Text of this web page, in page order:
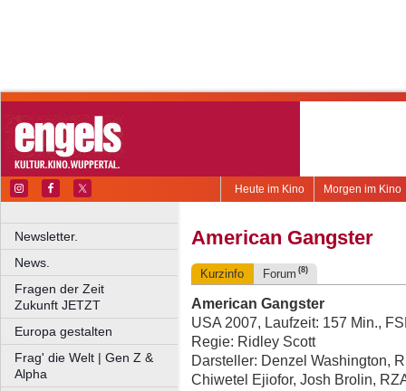
Morgen im Kino
Heute im Kino
Newsletter.
News.
Fragen der Zeit
Zukunft JETZT
Europa gestalten
Frag' die Welt | Gen Z &
Alpha
American Gangster
Kurzinfo Forum (8)
American Gangster
USA 2007, Laufzeit: 157 Min.,
Regie: Ridley Scott
Darsteller: Denzel Washington,
Chiwetel Ejiofor, Josh Brolin,